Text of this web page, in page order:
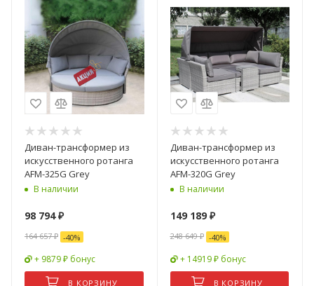
Диван-трансформер из
искусственного ротанга
AFM-325G Grey
В наличии
98 794₽
164 657₽ -40%
+ 9879 ₽ бонус
В КОРЗИНУ
Диван-трансформер из
искусственного ротанга
AFM-320G Grey
В наличии
149 189₽
248 649₽ -40%
+ 14919 ₽ бонус
В КОРЗИНУ